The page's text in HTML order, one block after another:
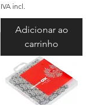
IVA incl.
Adicionar ao
carrinho